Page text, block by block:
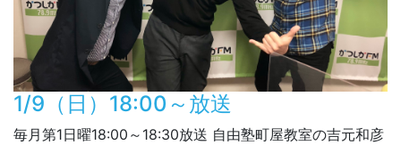
1/9（日）18:00～放送
毎月第1日曜18:00～18:30放送 自由塾町屋教室の吉元和彦